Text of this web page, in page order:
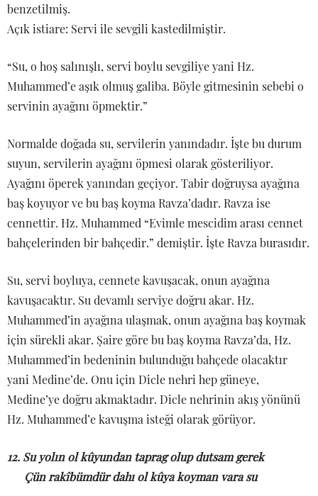
benzetilmiş.
Açık istiare: Servi ile sevgili kastedilmiştir.
“Su, o hoş salınışlı, servi boylu sevgiliye yani Hz.
Muhammed’e aşık olmuş galiba. Böyle gitmesinin sebebi o
servinin ayağını öpmektir.”
Normalde doğada su, servilerin yanındadır. İşte bu durum
suyun, servilerin ayağını öpmesi olarak gösteriliyor.
Ayağını öperek yanından geçiyor. Tabir doğruysa ayağına
baş koyuyor ve bu baş koyma Ravza’dadır. Ravza ise
cennettir. Hz. Muhammed “Evimle mescidim arası cennet
bahçelerinden bir bahçedir.” demiştir. İşte Ravza burasıdır.
Su, servi boyluya, cennete kavuşacak, onun ayağına
kavuşacaktır. Su devamlı serviye doğru akar. Hz.
Muhammed’in ayağına ulaşmak, onun ayağına baş koymak
için sürekli akar. Şaire göre bu baş koyma Ravza’da, Hz.
Muhammed’in bedeninin bulunduğu bahçede olacaktır
yani Medine’de. Onu için Dicle nehri hep güneye,
Medine’ye doğru akmaktadır. Dicle nehrinin akış yönünü
Hz. Muhammed’e kavuşma isteği olarak görüyor.
12. Su yolın ol kûyundan taprag olup dutsam gerek
Çün rakîbümdür dahı ol kûya koyman vara su